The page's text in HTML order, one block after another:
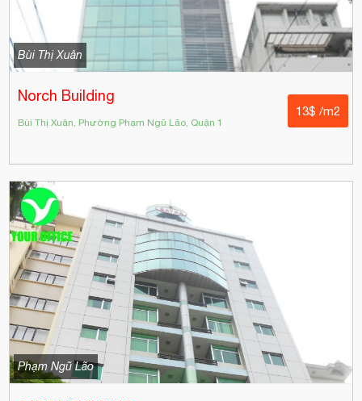
Bùi Thị Xuân
Norch Building
Bùi Thị Xuân, Phường Phạm Ngũ Lão, Quận 1
13$ /m2
Phạm Ngũ Lão